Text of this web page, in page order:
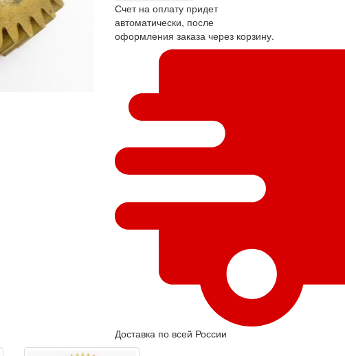
Счет на оплату придет
автоматически, после
оформления заказа через корзину.
Доставка по всей России